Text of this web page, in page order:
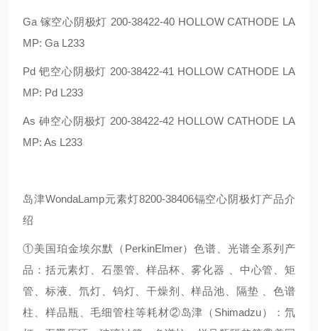
Ga 镓空心阴极灯 200-38422-40 HOLLOW CATHODE LA
MP: Ga L233
Pd 钯空心阴极灯 200-38422-41 HOLLOW CATHODE LA
MP: Pd L233
As 砷空心阴极灯 200-38422-42 HOLLOW CATHODE LA
MP: As L233
岛津WondaLamp元素灯8200-38406镉空心阴极灯产品介
绍
①美国珀金埃尔默（PerkinElmer）色谱、光谱全系列产
品：括元素灯、石墨管、样品杯、雾化器 、中心管、矩
管、标液、氘灯、钨灯、干燥剂、样品池、隔垫 、色谱
柱、样品瓶、毛细管柱等耗材②岛津（Shimadzu）：氘